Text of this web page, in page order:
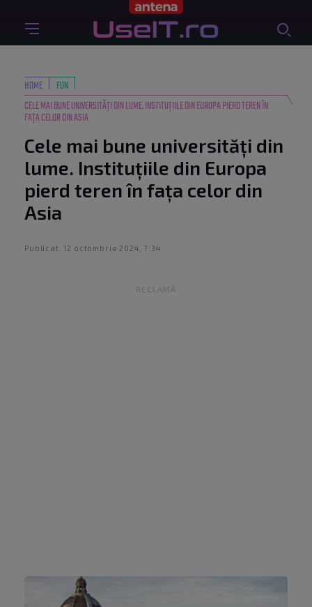
HOME
FUN
CELE MAI BUNE UNIVERSITĂȚI DIN LUME. INSTITUȚIILE DIN EUROPA PIERD TEREN ÎN
FAȚA CELOR DIN ASIA
Cele mai bune universități din
lume. Instituțiile din Europa
pierd teren în fața celor din
Asia
Publicat: 12 octombrie 2024, 7:34
RECLAMĂ